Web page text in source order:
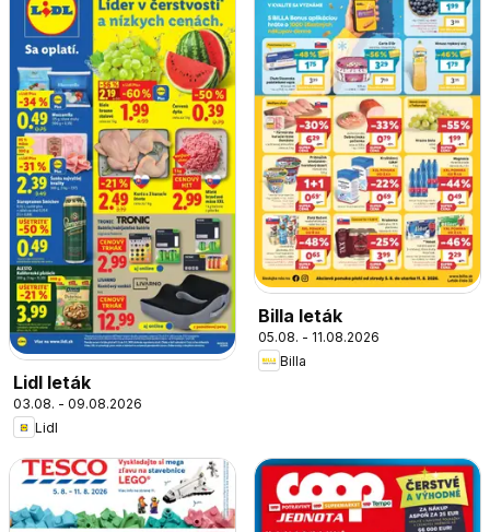
Lidl leták
03.08. - 09.08.2026
Lidl
Billa leták
05.08. - 11.08.2026
Billa